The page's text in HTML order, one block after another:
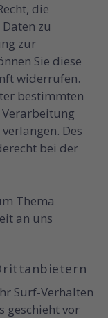
die
zu
zur
Sie diese
widerrufen.
bestimmten
Des
bei der
Thema
an uns
Surf-Verhalten
geschieht vor